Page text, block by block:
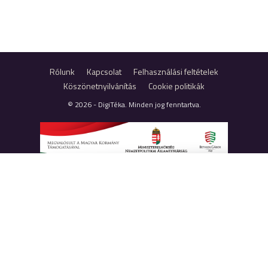
Rólunk Kapcsolat
Felhasználási feltételek
Köszönetnyilvánítás
Cookie politikák
© 2026 - DigiTéka. Minden jog fenntartva.